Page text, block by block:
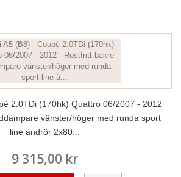
2.0TDi (170hk) Quattro 06/2007 - 2012
vänster/höger med runda sport
line ändrör 2x80...
9 315,00 kr